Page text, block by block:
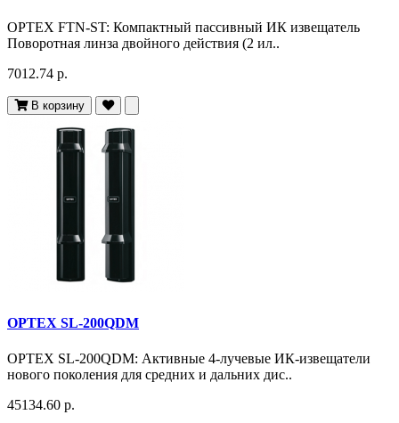
OPTEX FTN-ST: Компактный пассивный ИК извещатель
Поворотная линза двойного действия (2 ил..
7012.74 р.
В корзину
OPTEX SL-200QDM
OPTEX SL-200QDM: Активные 4-лучевые ИК-извещатели
нового поколения для средних и дальних дис..
45134.60 р.